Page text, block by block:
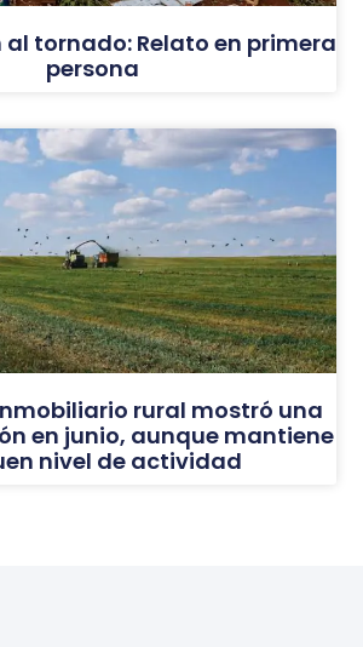
al tornado: Relato en primera
persona
rural mostró una
en junio, aunque mantiene
nivel de actividad